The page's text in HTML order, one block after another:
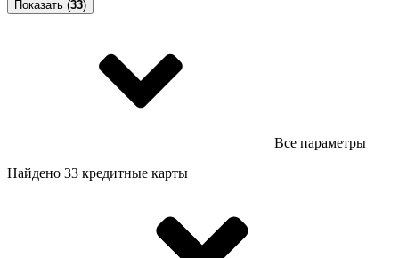
Показать (33)
Все параметры
Найдено 33 кредитные карты